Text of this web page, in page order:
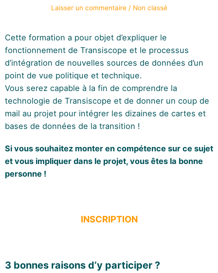
Laisser un commentaire / Non classé
Cette formation a pour objet d’expliquer le
fonctionnement de Transiscope et le processus
d’intégration de nouvelles sources de données d’un
point de vue politique et technique.
Vous serez capable à la fin de comprendre la
technologie de Transiscope et de donner un coup de
mail au projet pour intégrer les dizaines de cartes et
bases de données de la transition !
Si vous souhaitez monter en compétence sur ce sujet
et vous impliquer dans le projet, vous êtes la bonne
personne !
INSCRIPTION
3 bonnes raisons d’y participer ?